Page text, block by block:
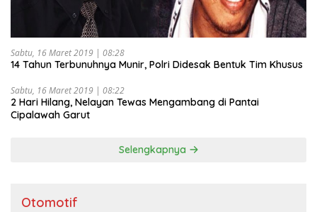
Sabtu, 16 Maret 2019 | 08:28
14 Tahun Terbunuhnya Munir, Polri Didesak Bentuk Tim Khusus
Sabtu, 16 Maret 2019 | 08:22
2 Hari Hilang, Nelayan Tewas Mengambang di Pantai
Cipalawah Garut
Selengkapnya
Otomotif